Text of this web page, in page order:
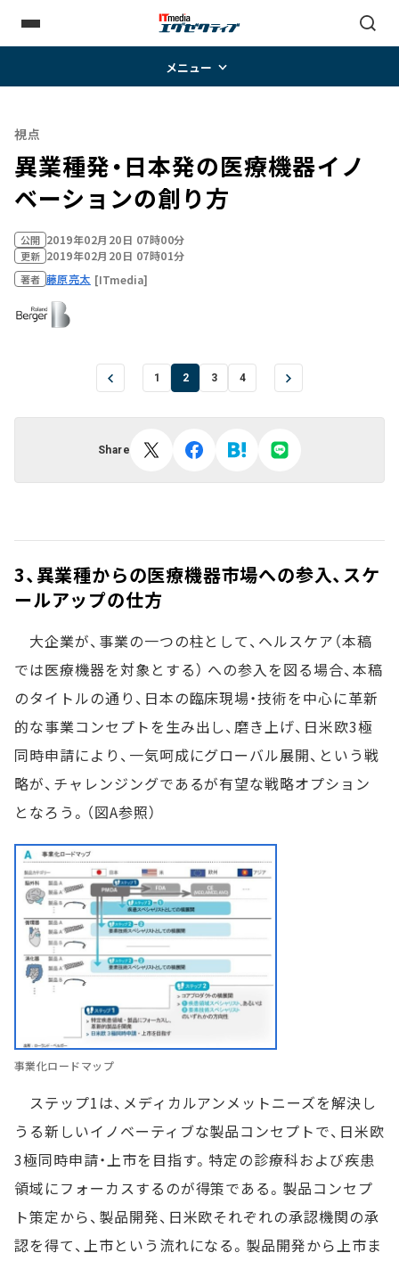
メニュー
視点
異業種発・日本発の医療機器イノ
ベーションの創り方
公開 2019年02月20日 07時00分
更新 2019年02月20日 07時01分
著者 藤原亮太 [ITmedia]
1 2 3 4
Share
3、異業種からの医療機器市場への参入、スケ
ールアップの仕方
大企業が、事業の一つの柱として、ヘルスケア（本稿
では医療機器を対象とする） への参入を図る場合、本稿
のタイトルの通り、日本の臨床現場・技術を中心に革新
的な事業コンセプトを生み出し、磨き上げ、日米欧3極
同時申請により、一気呵成にグローバル展開、という戦
略が、チャレンジングであるが有望な戦略オプション
となろう。（図A参照）
事業化ロードマップ
ステップ1は、メディカルアンメットニーズを解決し
うる新しいイノベーティブな製品コンセプトで、日米欧
3極同時申請・上市を目指す。特定の診療科および疾患
領域にフォーカスするのが得策である。製品コンセプ
ト策定から、製品開発、日米欧それぞれの承認機関の承
認を得て、上市という流れになる。製品開発から上市ま